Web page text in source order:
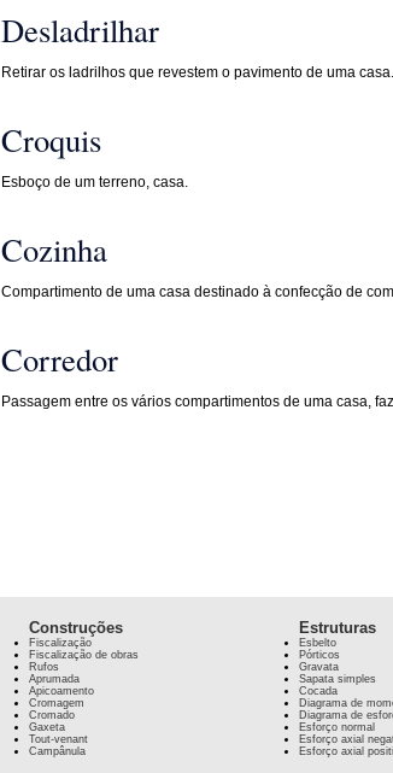
Desladrilhar
Retirar os ladrilhos que revestem o pavimento de uma casa.
Croquis
Esboço de um terreno, casa.
Cozinha
Compartimento de uma casa destinado à confecção de
Corredor
Passagem entre os vários compartimentos de uma casa,
Construções
Fiscalização
Fiscalização de obras
Rufos
Aprumada
Apicoamento
Cromagem
Cromado
Gaxeta
Tout-venant
Campânula
Estruturas
Esbelto
Pórticos
Gravata
Sapata simples
Cocada
Diagrama de
Diagrama de
Esforço normal
Esforço axial
Esforço axial